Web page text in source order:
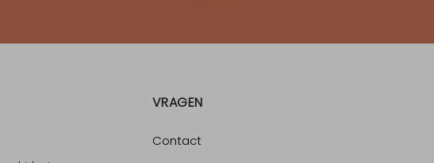
VRAGEN
Contact